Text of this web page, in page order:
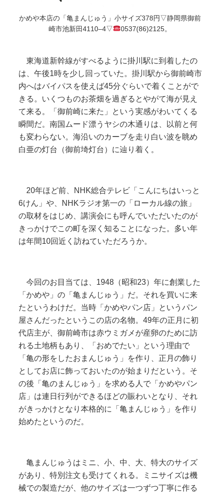
かめや本店の「亀まんじゅう」小サイズ378円▽静岡県御前
崎市池新田4110–4▽
0537(86)2125。
東海道新幹線がすべるように掛川駅に到着したの
は、午後1時を少し回っていた。掛川駅から御前崎市
内へはバイパスを使えば45分ぐらいで着くことがで
きる。いくつものお茶畑を過ぎるとやがて海が見え
て来る。「御前崎に来た」という実感がわいてくる
瞬間だ。南国ムード漂うヤシの木通りは、以前と何
も変わらない。海沿いのカーブを走り白い波を眺め
白亜の灯台（御前埼灯台）に辿り着く。
20年ほど前、NHK総合テレビ「こんにちはいっと
6けん」や、NHKラジオ第一の「ローカル線の旅」
の取材をはじめ、講演会にも呼んでいただいたのが
きっかけでこの町を深く知ることになった。多い年
は年間10回近く訪ねていただろうか。
今回のお目当ては、1948（昭和23）年に創業した
「かめや」の「亀まんじゅう」だ。それを買いに来
たというわけだ。当時「かめやパン店」というパン
屋さんだったというこの店の名物。49年の正月に初
代店主が、御前崎市は赤ウミガメが産卵のために訪
れる土地柄もあり、「おめでたい」という理由で
「亀の形をしたおまんじゅう」を作り、正月の飾り
としてお店に飾っておいたのが始まりだという。そ
の後「亀のまんじゅう」を求める人で「かめやパン
店」は連日行列ができるほどの賑わいとなり、それ
がきっかけとなり本格的に「亀まんじゅう」を作り
始めたというのだ。
亀まんじゅうはミニ、小、中、大、特大のサイズ
があり、特別注文も受けてくれる。ミニサイズは機
械での製造だが、他のサイズは一つずつ丁寧に作る